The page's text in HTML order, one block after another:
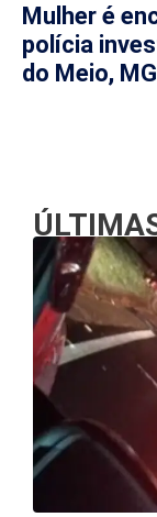
Mulher é
polícia
do Meio, MG